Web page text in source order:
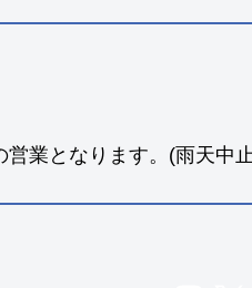
業となります。(雨天中